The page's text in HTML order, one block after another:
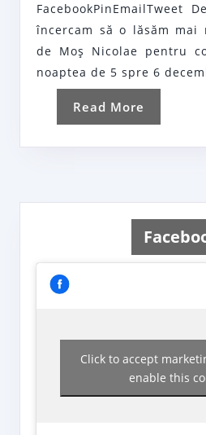
FacebookPinEmailTweet
încercam să o lăsăm mai
de Moş Nicolae pentru
noaptea de 5 spre 6
Read More
More
Click to accept
enable this